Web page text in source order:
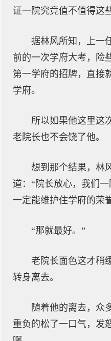
证一院究竟值不值得这
据林风所知，上一
前的一次学府大考，险
第一学府的招牌，直接
学府。
所以如果他这里这
老院长也不会饶了他。
想到那个结果，林
道：“院长放心，我们
一定能维护住学府的荣
“那就最好。”
老院长面色这才稍
转身离去。
随着他的离去，众
重负的松了一口气，发